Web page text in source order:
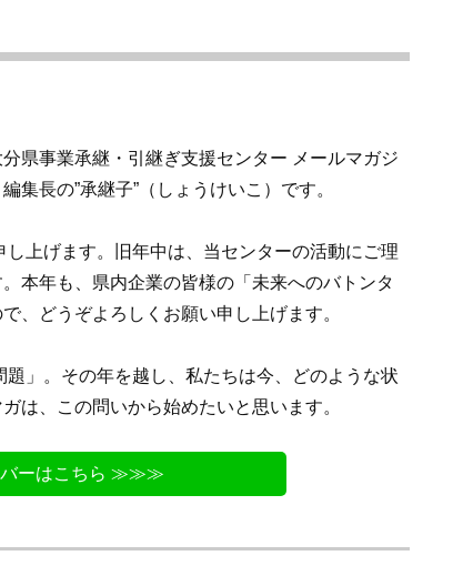
事業承継・引継ぎ支援センター メールマガジ
集長の”承継子”（しょうけいこ）です。
上げます。旧年中は、当センターの活動にご理
本年も、県内企業の皆様の「未来へのバトンタ
、どうぞよろしくお願い申し上げます。
」。その年を越し、私たちは今、どのような状
は、この問いから始めたいと思います。
バーはこちら ≫≫≫